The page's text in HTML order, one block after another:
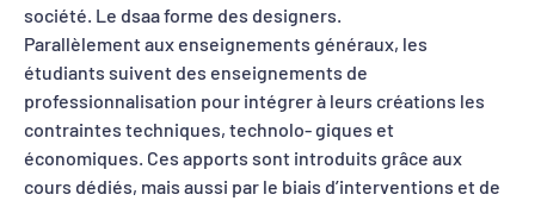
société. Le dsaa forme des designers.
Parallèlement aux enseignements généraux, les
étudiants suivent des enseignements de
professionnalisation pour intégrer à leurs créations les
contraintes techniques, technolo- giques et
économiques. Ces apports sont introduits grâce aux
cours dédiés, mais aussi par le biais d’interventions et de